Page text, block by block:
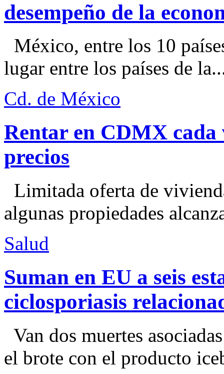
desempeño de la
México, entre los 10
lugar entre los países de
Cd. de México
Rentar en CDMX cada
precios
Limitada oferta de
algunas propiedades
Salud
Suman en EU a seis
ciclosporiasis
Van dos muertes
el brote con el producto